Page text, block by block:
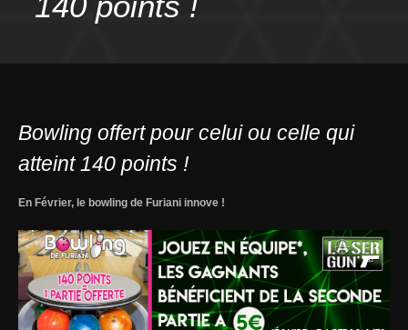
Bowling offert pour celui ou celle qui
atteint 140 points !
En Février, le bowling de Furiani innove !